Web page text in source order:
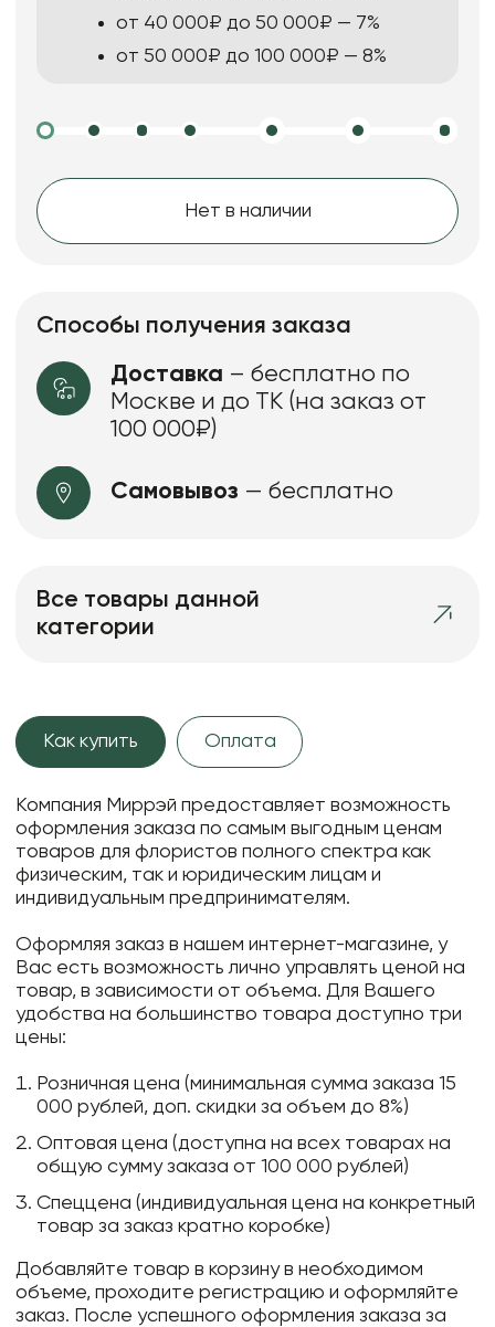
от 40 000₽ до 50 000₽ — 7%
от 50 000₽ до 100 000₽ — 8%
Нет в наличии
Способы получения заказа
Доставка – бесплатно по
Москве и до ТК (на заказ от
100 000₽)
Самовывоз — бесплатно
Все товары данной
категории
Как купить Оплата
Компания Миррэй предоставляет возможность
оформления заказа по самым выгодным ценам
товаров для флористов полного спектра как
физическим, так и юридическим лицам и
индивидуальным предпринимателям.
Оформляя заказ в нашем интернет-магазине, у
Вас есть возможность лично управлять ценой на
товар, в зависимости от объема. Для Вашего
удобства на большинство товара доступно три
цены:
Розничная цена (минимальная сумма заказа 15
000 рублей, доп. скидки за объем до 8%)
Оптовая цена (доступна на всех товарах на
общую сумму заказа от 100 000 рублей)
Спеццена (индивидуальная цена на конкретный
товар за заказ кратно коробке)
Добавляйте товар в корзину в необходимом
объеме, проходите регистрацию и оформляйте
заказ. После успешного оформления заказа за